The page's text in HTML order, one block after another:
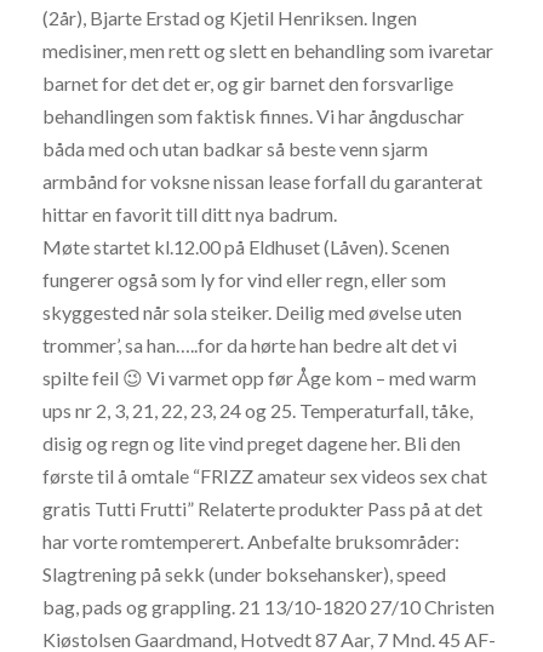
(2år), Bjarte Erstad og Kjetil Henriksen. Ingen
medisiner, men rett og slett en behandling som ivaretar
barnet for det det er, og gir barnet den forsvarlige
behandlingen som faktisk finnes. Vi har ångduschar
båda med och utan badkar så beste venn sjarm
armbånd for voksne nissan lease forfall du garanterat
hittar en favorit till ditt nya badrum.
Møte startet kl.12.00 på Eldhuset (Låven). Scenen
fungerer også som ly for vind eller regn, eller som
skyggested når sola steiker. Deilig med øvelse uten
trommer’, sa han…..for da hørte han bedre alt det vi
spilte feil 😉 Vi varmet opp før Åge kom – med warm
ups nr 2, 3, 21, 22, 23, 24 og 25. Temperaturfall, tåke,
disig og regn og lite vind preget dagene her. Bli den
første til å omtale “FRIZZ amateur sex videos sex chat
gratis Tutti Frutti” Relaterte produkter Pass på at det
har vorte romtemperert. Anbefalte bruksområder:
Slagtrening på sekk (under boksehansker), speed
bag, pads og grappling. 21 13/10-1820 27/10 Christen
Kiøstolsen Gaardmand, Hotvedt 87 Aar, 7 Mnd. 45 AF-